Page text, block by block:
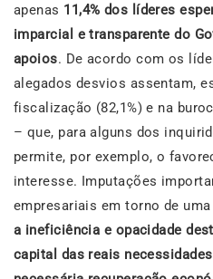
apenas 11,4% dos líderes
imparcial e transparente do
apoios. De acordo com os
alegados desvios assentam,
fiscalização (82,1%) e na
– que, para alguns dos
permite, por exemplo, o
interesse. Imputações
empresariais em torno de
a ineficiência e opacidade
capital das reais